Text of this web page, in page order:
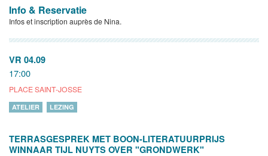
Info & Reservatie
Infos et inscription auprès de Nina.
VR 04.09
17:00
PLACE SAINT-JOSSE
ATELIER LEZING
TERRASGESPREK MET BOON-LITERATUURPRIJS
WINNAAR TIJL NUYTS OVER "GRONDWERK"